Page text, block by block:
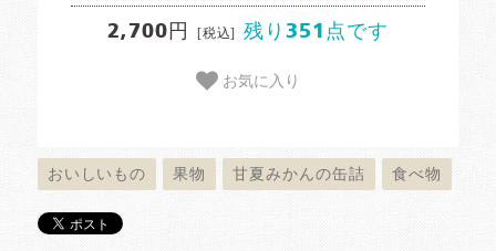
2,700円 [税込] 残り351点です
お気に入り
おいしいもの 果物 甘夏みかんの缶詰 食べ物